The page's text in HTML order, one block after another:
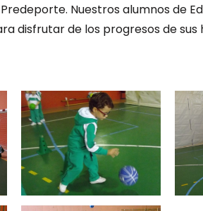
Nuestros alumnos de
disfrutar de los progresos de sus